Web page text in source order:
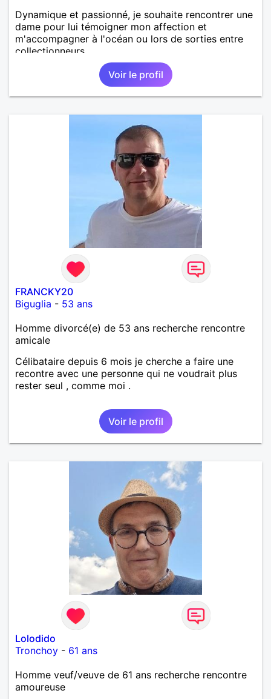
Dynamique et passionné, je souhaite rencontrer une
dame pour lui témoigner mon affection et
m'accompagner à l'océan ou lors de sorties entre
collectionneurs.
Voir le profil
FRANCKY20
Biguglia - 53 ans
Homme divorcé(e) de 53 ans recherche rencontre
amicale
Célibataire depuis 6 mois je cherche a faire une
recontre avec une personne qui ne voudrait plus
rester seul , comme moi .
Voir le profil
Lolodido
Tronchoy - 61 ans
Homme veuf/veuve de 61 ans recherche rencontre
amoureuse